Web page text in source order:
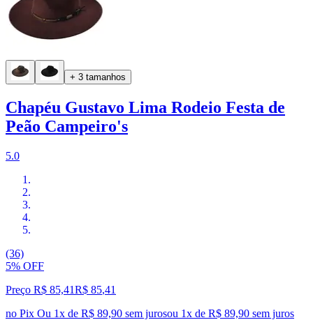
+ 3 tamanhos
Chapéu Gustavo Lima Rodeio Festa de
Peão Campeiro's
5.0
(36)
5% OFF
Preço R$ 85,41R$ 85,41
no Pix Ou 1x de R$ 89,90 sem jurosou 1x de R$ 89,90 sem juros